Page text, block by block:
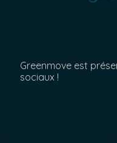
Greenmove est
sociaux !